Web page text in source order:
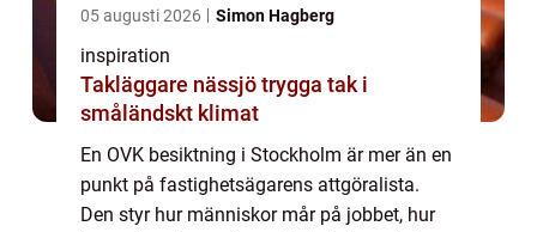
05 augusti 2026 Simon Hagberg
inspiration
Takläggare nässjö trygga tak i
småländskt klimat
En OVK besiktning i Stockholm är mer än en
punkt på fastighetsägarens attgöralista.
Den styr hur människor mår på jobbet, hur